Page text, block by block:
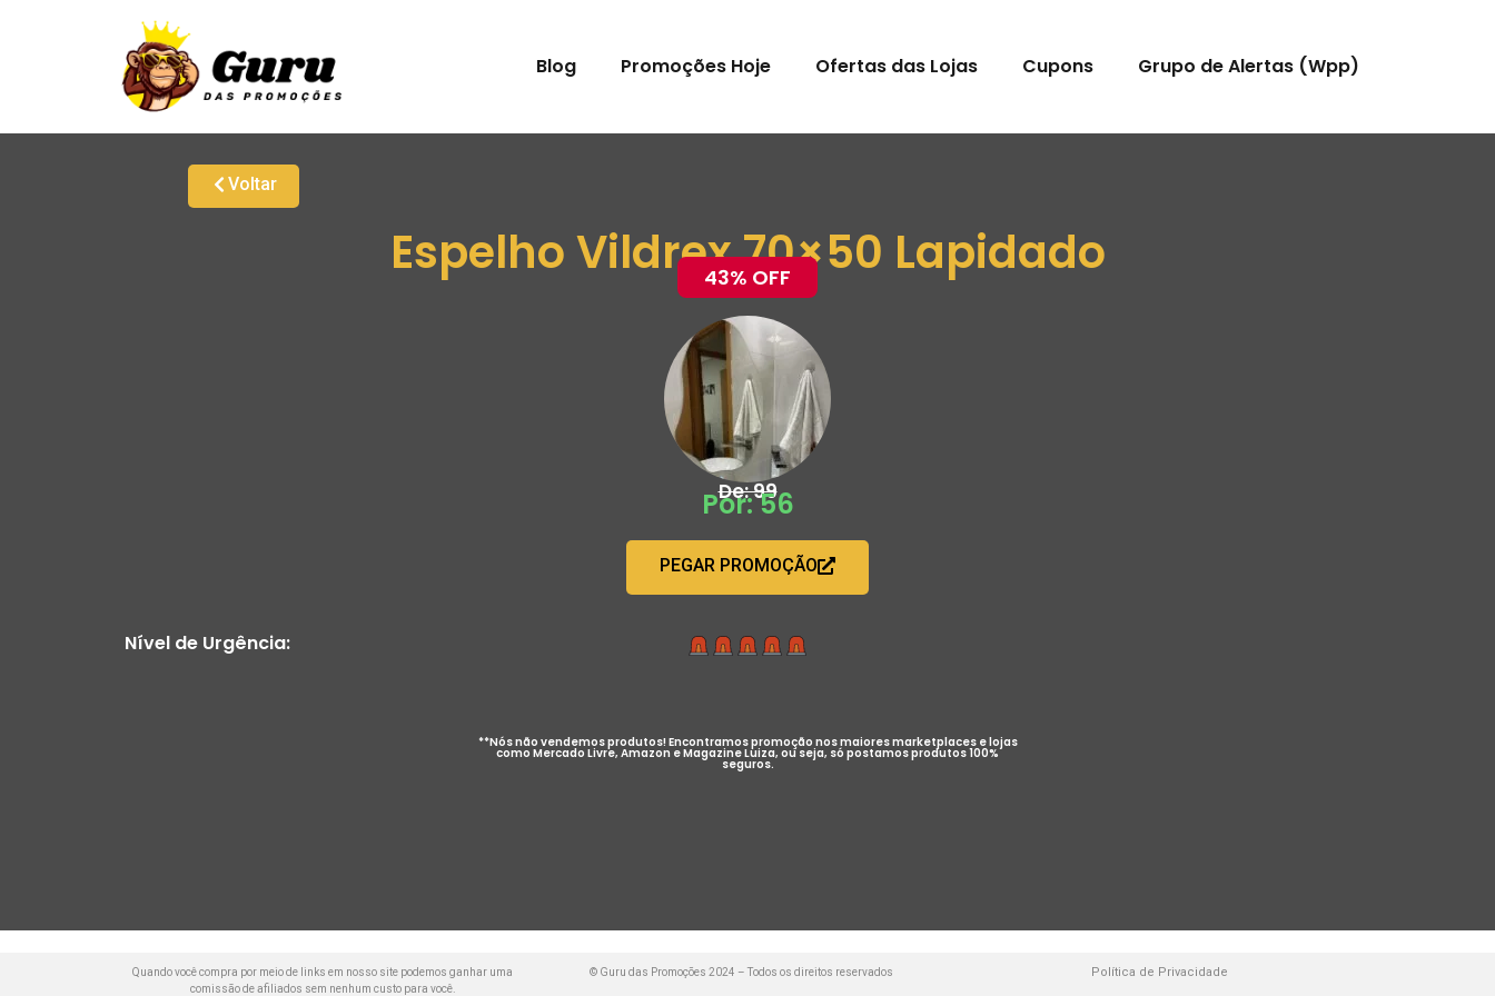
Blog Promoções Hoje Ofertas das Lojas Cupons Grupo de Alertas (Wpp)
Voltar
Espelho Vildrex 70×50 Lapidado
43% OFF
De: 99
Por: 56
PEGAR PROMOÇÃO
Nível de Urgência:
**Nós não vendemos produtos! Encontramos promoção nos maiores marketplaces e lojas
como Mercado Livre, Amazon e Magazine Luiza, ou seja, só postamos produtos 100%
seguros.
Quando você compra por meio de links em nosso site podemos ganhar uma
comissão de afiliados sem nenhum custo para você.
© Guru das Promoções 2024 – Todos os direitos reservados Política de Privacidade